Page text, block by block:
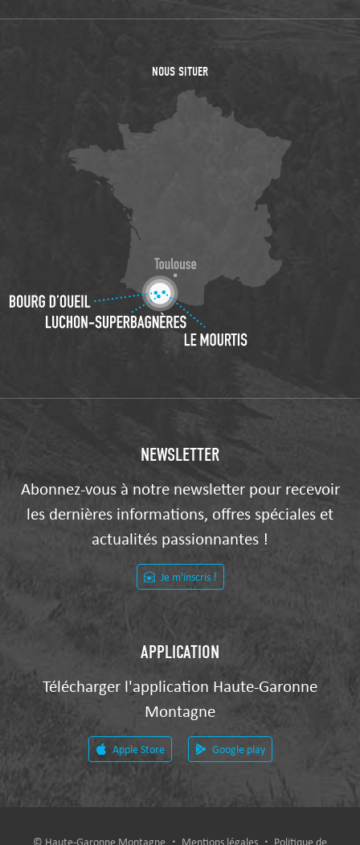
NOUS SITUER
NEWSLETTER
Abonnez-vous à notre newsletter pour recevoir
les dernières informations, offres spéciales et
actualités passionnantes !
Je m'inscris !
APPLICATION
Télécharger l'application Haute-Garonne
Montagne
Apple Store Google play
© Haute-Garonne Montagne Mentions légales Politique de